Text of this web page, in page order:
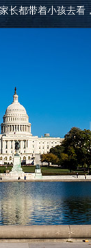
都带着小孩去看